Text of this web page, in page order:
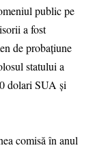
public pe
a fost
de probațiune
statului a
dolari SUA și
comisă în anul